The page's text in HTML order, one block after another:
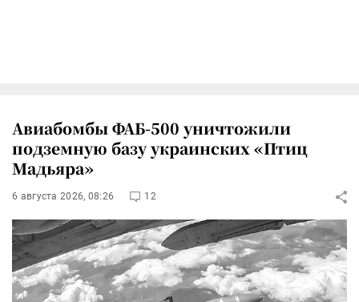
Авиабомбы ФАБ-500 уничтожили
подземную базу украинских «Птиц
Мадьяра»
6 августа 2026, 08:26 12